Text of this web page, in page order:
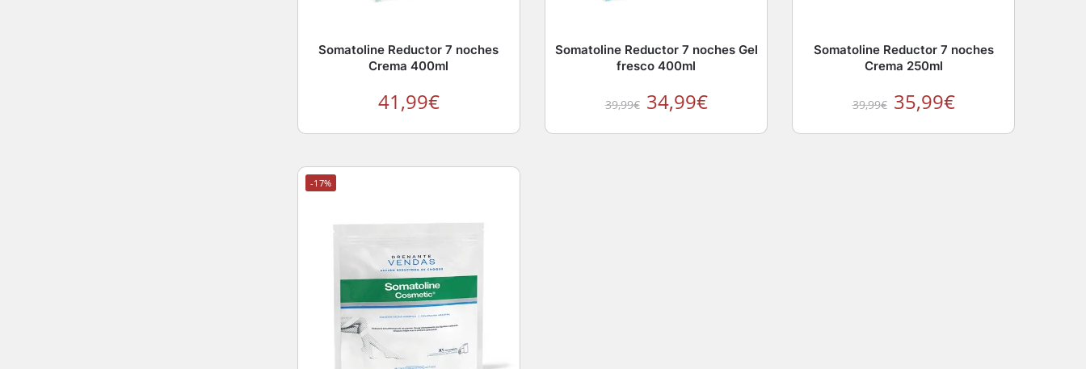
Somatoline Reductor 7 noches
Crema 400ml
41,99€
Somatoline Reductor 7 noches Gel
fresco 400ml
39,99€ 34,99€
Somatoline Reductor 7 noches
Crema 250ml
39,99€ 35,99€
-17%